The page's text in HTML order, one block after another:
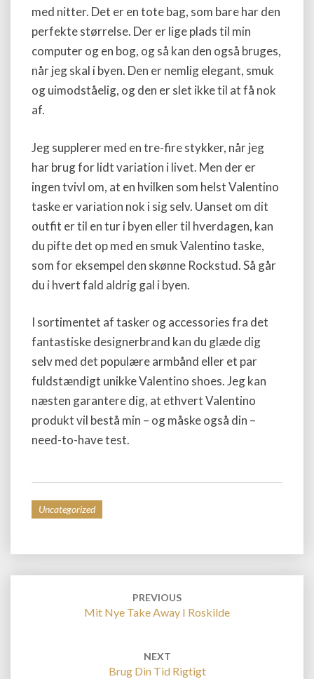
med nitter. Det er en tote bag, som bare har den
perfekte størrelse. Der er lige plads til min
computer og en bog, og så kan den også bruges,
når jeg skal i byen. Den er nemlig elegant, smuk
og uimodståelig, og den er slet ikke til at få nok
af.
Jeg supplerer med en tre-fire stykker, når jeg
har brug for lidt variation i livet. Men der er
ingen tvivl om, at en hvilken som helst Valentino
taske er variation nok i sig selv. Uanset om dit
outfit er til en tur i byen eller til hverdagen, kan
du pifte det op med en smuk Valentino taske,
som for eksempel den skønne Rockstud. Så går
du i hvert fald aldrig gal i byen.
I sortimentet af tasker og accessories fra det
fantastiske designerbrand kan du glæde dig
selv med det populære armbånd eller et par
fuldstændigt unikke Valentino shoes. Jeg kan
næsten garantere dig, at ethvert Valentino
produkt vil bestå min – og måske også din –
need-to-have test.
Uncategorized
PREVIOUS
Mit Nye Take Away I Roskilde
NEXT
Brug Din Tid Rigtigt